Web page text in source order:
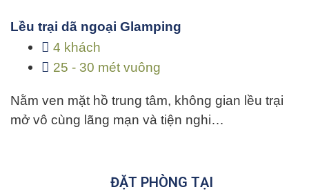
Lều trại dã ngoại Glamping
4 khách
25 - 30 mét vuông
Nằm ven mặt hồ trung tâm, không gian lều trại
mở vô cùng lãng mạn và tiện nghi…
ĐẶT PHÒNG TẠI